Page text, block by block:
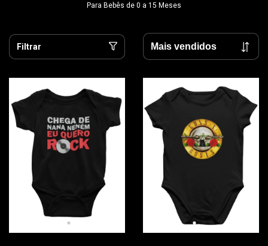
Para Bebês de 0 a 15 Meses
Filtrar